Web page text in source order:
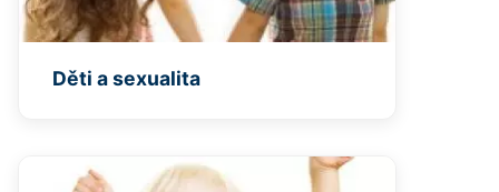
Děti a sexualita